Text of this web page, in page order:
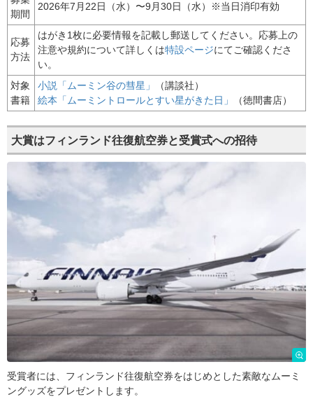
期間
2026年7月22日（水）〜9月30日（水）※当日消印有効
応募
方法
はがき1枚に必要情報を記載し郵送してください。応募上の
注意や規約について詳しくは特設ページにてご確認くださ
い。
対象
書籍
小説「ムーミン谷の彗星」
（講談社）
絵本「ムーミントロールとすい星がきた日」
（徳間書店）
大賞はフィンランド往復航空券と受賞式への招待
受賞者には、フィンランド往復航空券をはじめとした素敵なムーミ
ングッズをプレゼントします。